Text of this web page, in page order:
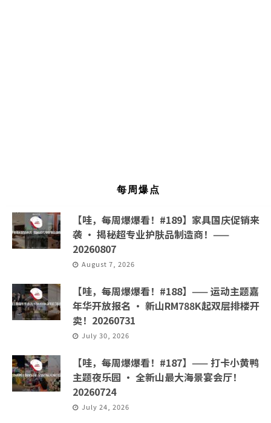
每周爆点
【哇，每周爆爆看！#189】家具国庆促销来
袭 · 揭秘超专业护肤品制造商！——
20260807
August 7, 2026
【哇，每周爆爆看！#188】—— 运动主题嘉
年华开放报名 · 新山RM788K起双层排楼开
卖！20260731
July 30, 2026
【哇，每周爆爆看！#187】—— 打卡小黄鸭
主题夜乐园 · 全新山最大海景宴会厅！
20260724
July 24, 2026